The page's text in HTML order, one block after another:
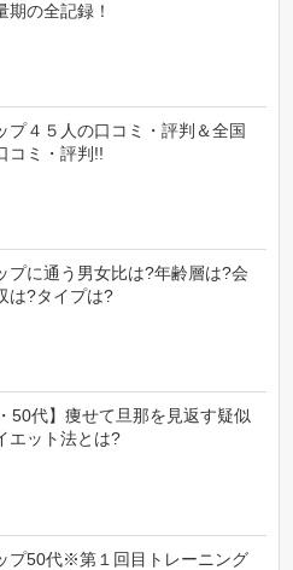
の全記録！
プ４５人の口コミ・評判＆全国
コミ・評判!!
プに通う男女比は?年齢層は?会
は?タイプは?
50代】痩せて旦那を見返す疑似
エット法とは?
プ50代※第１回目トレーニング